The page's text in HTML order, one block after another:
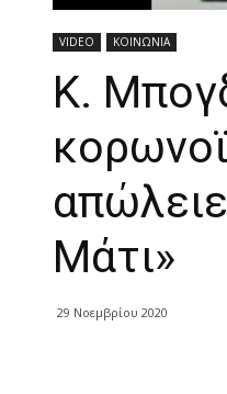
VIDEO ΚΟΙΝΩΝΙΑ
Κ.
Μάτι»
29 Νοεμβρίου 2020